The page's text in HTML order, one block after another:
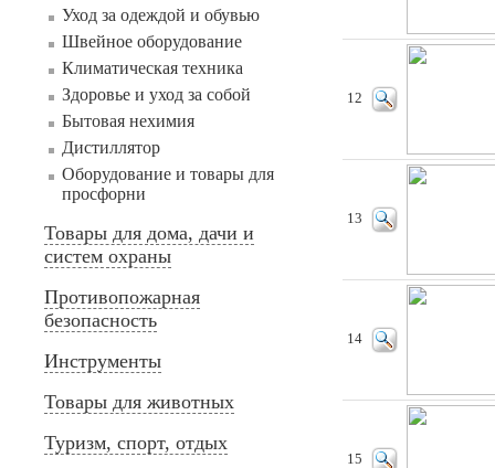
Уход за одеждой и обувью
Швейное оборудование
Климатическая техника
Здоровье и уход за собой
Бытовая нехимия
Дистиллятор
Оборудование и товары для
просфорни
Товары для дома, дачи и
систем охраны
Противопожарная
безопасность
Инструменты
Товары для животных
Туризм, спорт, отдых
12
13
14
15